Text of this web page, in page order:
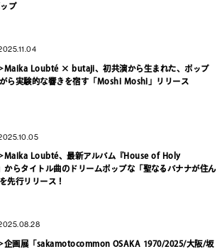
プ
Maika Loubté × butaji、初共演から生まれた、ポップ
ら実験的な響きを宿す「Moshi Moshi」リリース
Maika Loubté、最新アルバム『House of Holy
からタイトル曲のドリームポップな「聖なるバナナが住ん
先行リリース！
企画展「sakamotocommon OSAKA 1970/2025/大阪/坂